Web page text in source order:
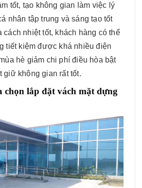
tốt, tạo không gian làm việc lý
nhân tập trung và sáng tạo tốt
cách nhiệt tốt, khách hàng có thể
tiết kiệm được khá nhiều điện
hè giảm chi phí điều hòa bật
giữ không gian rất tốt.
chọn lắp đặt vách mặt dựng